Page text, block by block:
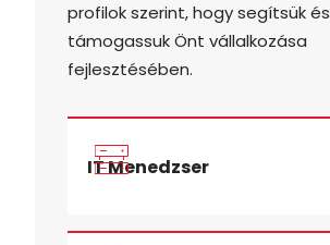
profilok szerint, hogy segítsük és
támogassuk Önt vállalkozása
fejlesztésében.
IT Menedzser